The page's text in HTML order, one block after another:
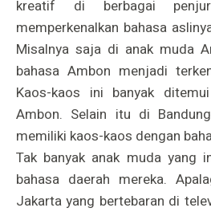
kreatif di berbagai
memperkenalkan bahasa
Misalnya saja di anak muda
bahasa Ambon menjadi
Kaos-kaos ini banyak
Ambon. Selain itu di
memiliki kaos-kaos dengan
Tak banyak anak muda yang
bahasa daerah mereka.
Jakarta yang bertebaran di